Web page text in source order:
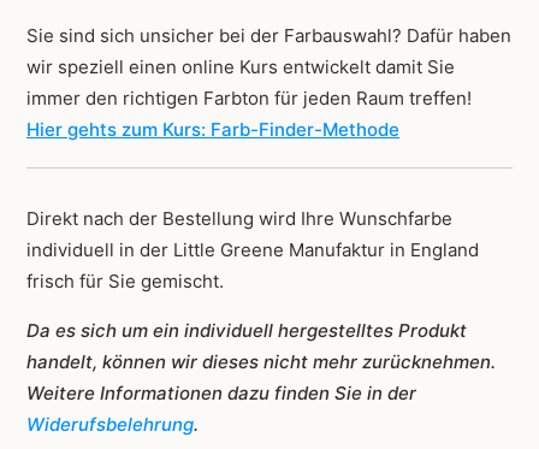
Sie sind sich unsicher bei der Farbauswahl? Dafür haben
wir speziell einen online Kurs entwickelt damit Sie
immer den richtigen Farbton für jeden Raum treffen!
Hier gehts zum Kurs: Farb-Finder-Methode
Direkt nach der Bestellung wird Ihre Wunschfarbe
individuell in der Little Greene Manufaktur in England
frisch für Sie gemischt.
Da es sich um ein individuell hergestelltes Produkt
handelt, können wir dieses nicht mehr zurücknehmen.
Weitere Informationen dazu finden Sie in der
Widerufsbelehrung.